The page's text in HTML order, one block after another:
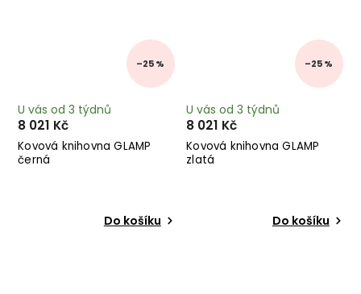
–25 %
Kovová knihovna GLAMP
černá
U vás od 3 týdnů
8 021 Kč
Do košíku
–25 %
Kovová knihovna GLAMP
zlatá
U vás od 3 týdnů
8 021 Kč
Do košíku